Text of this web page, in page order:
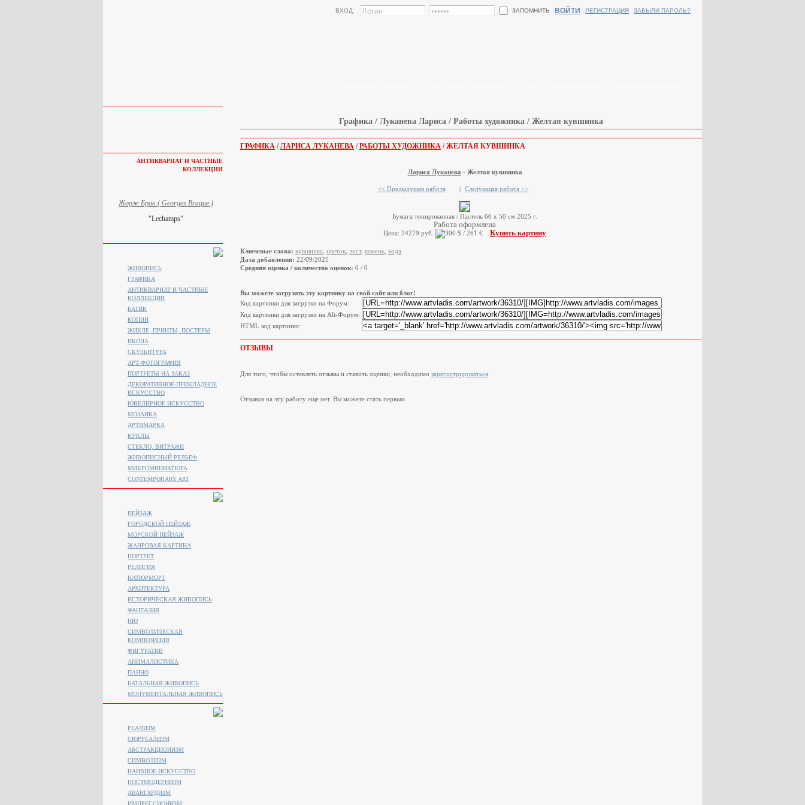
ВХОД: ЗАПОМНИТЬ ВОЙТИ РЕГИСТРАЦИЯ ЗАБЫЛИ ПАРОЛЬ?
Графика / Луканева Лариса / Работы художника / Желтая кувшинка
ГРАФИКА /ЛАРИСА ЛУКАНЕВА /РАБОТЫ ХУДОЖНИКА / ЖЕЛТАЯ КУВШИНКА
Лариса Луканева - Желтая кувшинка
<< Предыдущая работа | Следующая работа >>
Бумага тонированная / Пастель 60 х 50 см 2025 г.
Работа оформлена
Цена: 24279 руб. Купить картину
Ключевые слова: кувшинка цветок лист, камень вода
Дата добавления: 22/09/2025
Средняя оценка / количество оценок: 0 / 0
Вы можете загрузить эту картинку на свой сайт или блог!
Код картинки для загрузки на Форум:
Код картинки для загрузки на Alt-Форум:
HTML код картинки:
ОТЗЫВЫ
Для того, чтобы оставлять отзывы и ставить оценки, необходимо зарегистрироваться
Отзывов на эту работу еще нет. Вы можете стать первым.
АНТИКВАРИАТ И ЧАСТНЫЕ
КОЛЛЕКЦИИ
Жорж Брак ( Georges Braque )
"Lechamps"
ЖИВОПИСЬ
ГРАФИКА
АНТИКВАРИАТ И ЧАСТНЫЕ
КОЛЛЕКЦИИ
БАТИК
КОПИИ
ЖИКЛЕ, ПРИНТЫ, ПОСТЕРЫ
ИКОНА
СКУЛЬПТУРА
АРТ-ФОТОГРАФИЯ
ПОРТРЕТЫ НА ЗАКАЗ
ДЕКОРАТИВНОЕ-ПРИКЛАДНОЕ
ИСКУССТВО
ЮВЕЛИРНОЕ ИСКУССТВО
МОЗАИКА
АРТИМАРКА
КУКЛЫ
СТЕКЛО, ВИТРАЖИ
ЖИВОПИСНЫЙ РЕЛЬЕФ
МИКРОМИНИАТЮРА
CONTEMPORARY ART
ПЕЙЗАЖ
ГОРОДСКОЙ ПЕЙЗАЖ
МОРСКОЙ ПЕЙЗАЖ
ЖАНРОВАЯ КАРТИНА
ПОРТРЕТ
РЕЛИГИЯ
НАТЮРМОРТ
АРХИТЕКТУРА
ИСТОРИЧЕСКАЯ ЖИВОПИСЬ
ФАНТАЗИЯ
НЮ
СИМВОЛИЧЕСКАЯ
КОМПОЗИЦИЯ
ФИГУРАТИВ
АНИМАЛИСТИКA
ПАННО
БАТАЛЬНАЯ ЖИВОПИСЬ
МОНУМЕНТАЛЬНАЯ ЖИВОПИСЬ
РЕАЛИЗМ
СЮРРЕАЛИЗМ
АБСТРАКЦИОНИЗМ
СИМВОЛИЗМ
НАИВНОЕ ИСКУССТВО
ПОСТМОДЕРНИЗМ
АВАНГАРДИЗМ
ИМПРЕССИОНИЗМ